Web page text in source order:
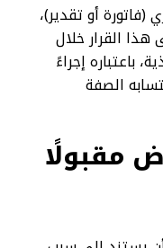
(فاتورة أو تقدير)،
القرار خلال
باعتباره إجراءً
الصفة
مقبولًا